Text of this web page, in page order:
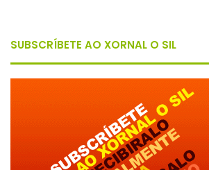
SUBSCRÍBETE AO XORNAL O SIL